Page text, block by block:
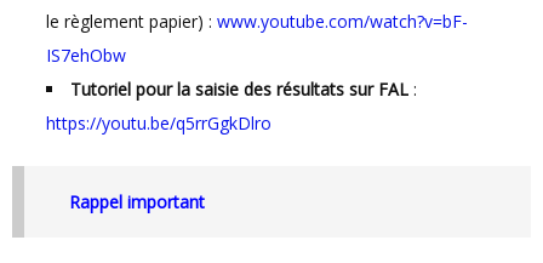
le règlement papier) : www.youtube.com/watch?v=bF-
IS7ehObw
Tutoriel pour la saisie des résultats sur FAL :
https://youtu.be/q5rrGgkDlro
Rappel important